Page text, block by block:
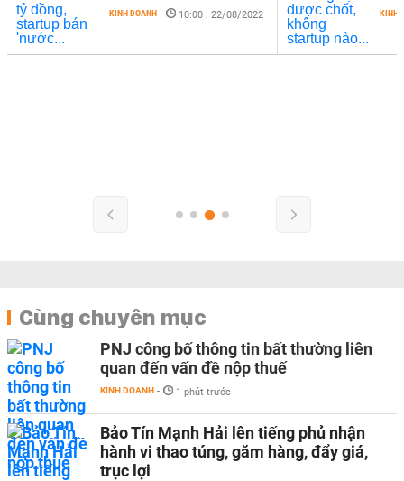
KINH
KINH DOANH - 10:00 | 22/08/2022
Cùng chuyên mục
PNJ công bố thông tin bất thường liên
quan đến vấn đề nộp thuế
KINH DOANH - 1 phút trước
Bảo Tín Mạnh Hải lên tiếng phủ nhận
hành vi thao túng, găm hàng, đẩy giá,
trục lợi